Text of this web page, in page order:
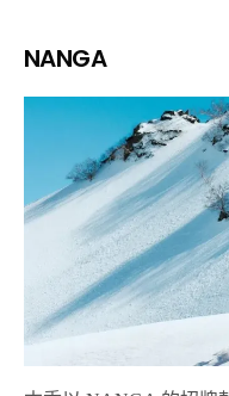
NANGA